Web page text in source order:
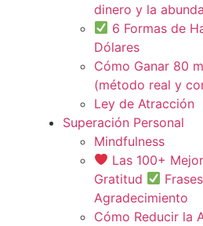
dinero y la
6 Formas de
Dólares
Cómo Ganar 80
(método real y
Ley de Atracción
Superación Personal
Mindfulness
Las 100+
Gratitud
Agradecimiento
Cómo Reducir la